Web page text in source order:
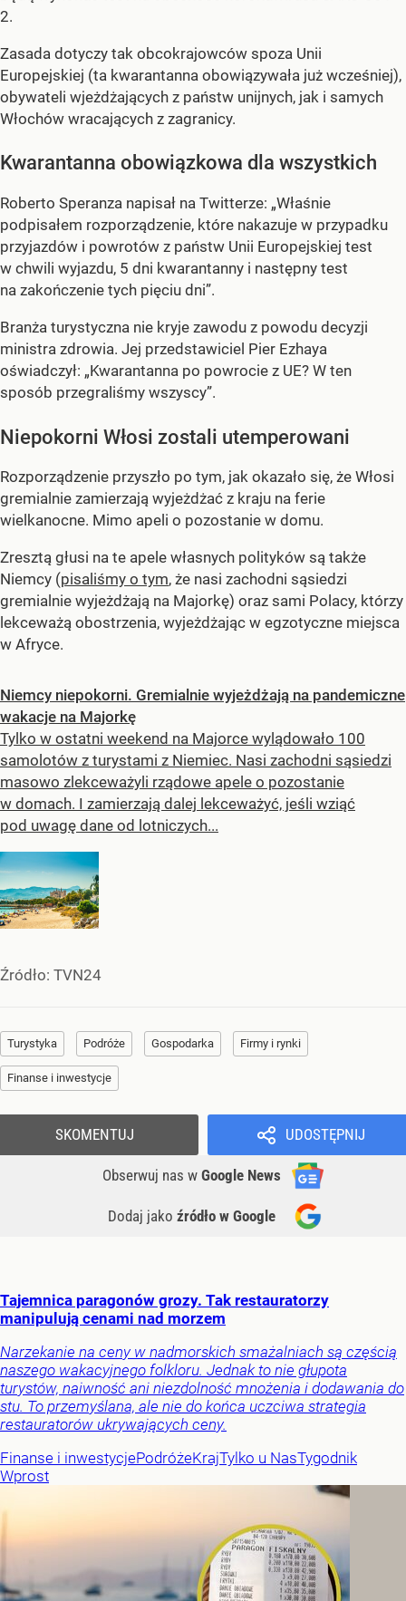
2.
Zasada dotyczy tak obcokrajowców spoza Unii
Europejskiej (ta kwarantanna obowiązywała już wcześniej),
obywateli wjeżdżających z państw unijnych, jak i samych
Włochów wracających z zagranicy.
Kwarantanna obowiązkowa dla wszystkich
Roberto Speranza napisał na Twitterze: „Właśnie
podpisałem rozporządzenie, które nakazuje w przypadku
przyjazdów i powrotów z państw Unii Europejskiej test
w chwili wyjazdu, 5 dni kwarantanny i następny test
na zakończenie tych pięciu dni”.
Branża turystyczna nie kryje zawodu z powodu decyzji
ministra zdrowia. Jej przedstawiciel Pier Ezhaya
oświadczył: „Kwarantanna po powrocie z UE? W ten
sposób przegraliśmy wszyscy”.
Niepokorni Włosi zostali utemperowani
Rozporządzenie przyszło po tym, jak okazało się, że Włosi
gremialnie zamierzają wyjeżdżać z kraju na ferie
wielkanocne. Mimo apeli o pozostanie w domu.
Zresztą głusi na te apele własnych polityków są także
Niemcy (pisaliśmy o tym, że nasi zachodni sąsiedzi
gremialnie wyjeżdżają na Majorkę) oraz sami Polacy, którzy
lekceważą obostrzenia, wyjeżdżając w egzotyczne miejsca
w Afryce.
Niemcy niepokorni. Gremialnie wyjeżdżają na pandemiczne
wakacje na Majorkę
Tylko w ostatni weekend na Majorce wylądowało 100
samolotów z turystami z Niemiec. Nasi zachodni sąsiedzi
masowo zlekceważyli rządowe apele o pozostanie
w domach. I zamierzają dalej lekceważyć, jeśli wziąć
pod uwagę dane od lotniczych...
Źródło: TVN24
Turystyka Podróże Gospodarka Firmy i rynki
Finanse i inwestycje
UDOSTĘPNIJ
Obserwuj nas w Google News
Dodaj jako źródło w Google
SKOMENTUJ
Tajemnica paragonów grozy. Tak restauratorzy
manipulują cenami nad morzem
Narzekanie na ceny w nadmorskich smażalniach są częścią
naszego wakacyjnego folkloru. Jednak to nie głupota
turystów, naiwność ani niezdolność mnożenia i dodawania do
stu. To przemyślana, ale nie do końca uczciwa strategia
restauratorów ukrywających ceny.
Finanse i inwestycjePodróżeKrajTylko u NasTygodnik
Wprost